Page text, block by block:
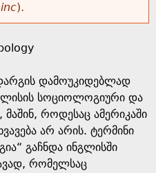
).
დამოუკიდებლად
სოციოლოგიური და
როდესაც ამერიკაში
არ არის. ტერმინი
გაჩნდა ინგლისში
რომელსაც